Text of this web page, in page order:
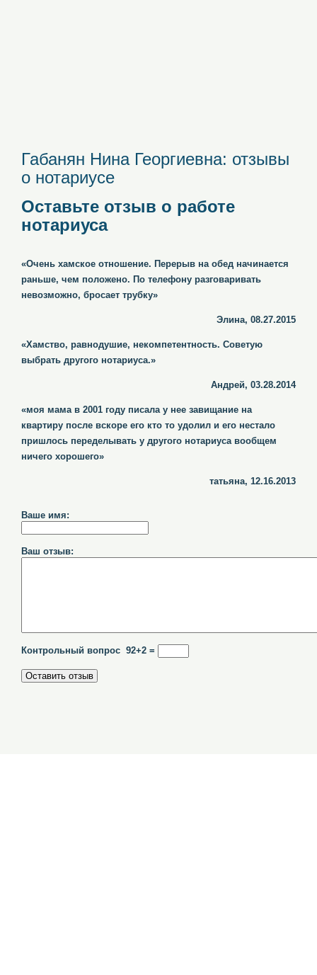
Габанян Нина Георгиевна: отзывы
о нотариусе
Оставьте отзыв о работе
нотариуса
«Очень хамское отношение. Перерыв на обед начинается
раньше, чем положено. По телефону разговаривать
невозможно, бросает трубку»
Элина, 08.27.2015
«Хамство, равнодушие, некомпетентность. Советую
выбрать другого нотариуса.»
Андрей, 03.28.2014
«моя мама в 2001 году писала у нее завищание на
квартиру после вскоре его кто то удолил и его нестало
пришлось переделывать у другого нотариуса вообщем
ничего хорошего»
татьяна, 12.16.2013
Ваше имя:
Ваш отзыв:
Контрольный вопрос 92+2 =